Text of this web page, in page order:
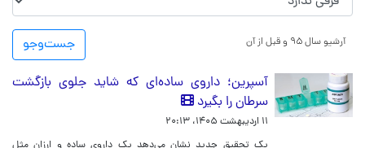
جست‌و‌جو آرشیو سال ۹۵ و قبل از آن
آسپرین؛ داروی ساده‌ای که شاید جلوی بازگشت
سرطان را بگیرد
۱۱ اردیبهشت ۱۴۰۵، ۲۰:۱۳